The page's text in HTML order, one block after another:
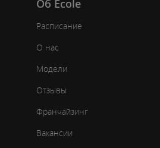
Об Ecole
Расписание
О нас
Модели
Отзывы
Франчайзинг
Вакансии